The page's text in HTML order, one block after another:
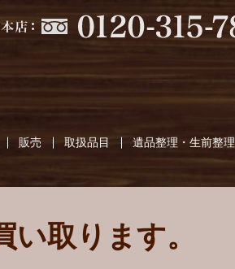
販売 取扱品目 遺品整理・生前整理
い取ります。